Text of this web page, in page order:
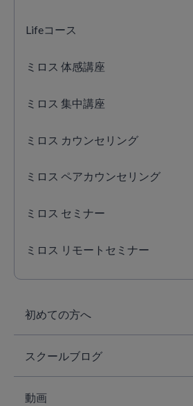
Lifeコース
ミロス 体感講座
ミロス 集中講座
ミロス カウンセリング
ミロス ペアカウンセリング
ミロス セミナー
ミロス リモートセミナー
初めての方へ
スクールブログ
動画